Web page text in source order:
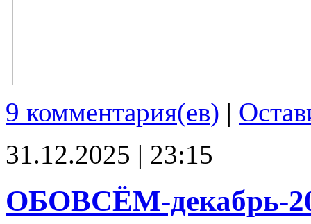
9 комментария(ев) |
31.12.2025 | 23:15
ОБОВСЁМ-декабрь-